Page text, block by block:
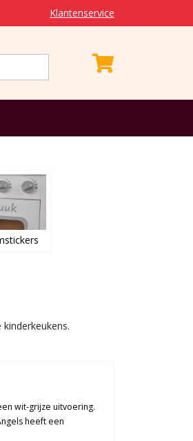
Klantenservice
wit-grijze uitvoering.
heeft een